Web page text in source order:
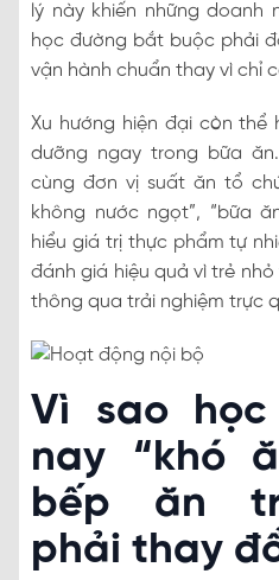
lý này khiến những doanh
học đường bắt buộc phải
vận hành chuẩn thay vì chỉ
Xu hướng hiện đại còn thể
dưỡng ngay trong bữa
cùng đơn vị suất ăn tổ
không nước ngọt”, “bữa
hiểu giá trị thực phẩm tự
đánh giá hiệu quả vì trẻ
thông qua trải nghiệm trực
Vì sao
nay “khó
bếp ăn
phải thay